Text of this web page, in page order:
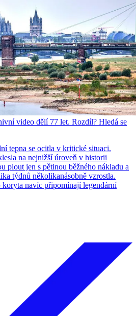
video dělí 77 let. Rozdíl? Hledá se
tepna se ocitla v kritické situaci.
na nejnižší úroveň v historii
plout jen s pětinou běžného nákladu a
týdnů několikanásobně vzrostla.
koryta navíc připomínají legendární